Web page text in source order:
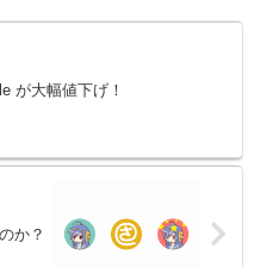
が大幅値下げ！
か？